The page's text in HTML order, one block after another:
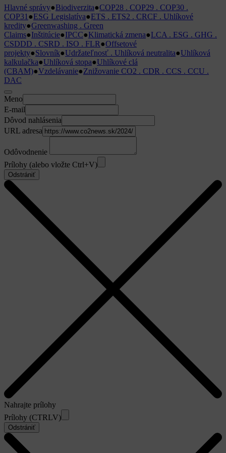
Hlavné správy●Biodiverzita●COP28 . COP29 . COP30 .
COP31●ESG Legislatíva●ETS . ETS2 . CRCF . Uhlíkové
kredity●Greenwashing . Green
Claims●Inštitúcie●IPCC●Klimatická zmena●LCA . ESG . GHG .
CSDDD . CSRD . ISO . FLR●Offsetové
projekty●Slovník●Udržateľnosť . Uhlíková neutralita●Uhlíková
kalkulačka●Uhlíková stopa●Uhlíkové clá
(CBAM)●Vzdelávanie●Znižovanie CO2 . CDR . CCS . CCU .
DAC
Meno
E-mail
Dôvod nahlásenia
URL adresa
Odôvodnenie
Prílohy (alebo vložte Ctrl+V)
Odstrániť
Nahrajte prílohy
Prílohy (CTRLV)
Odstrániť